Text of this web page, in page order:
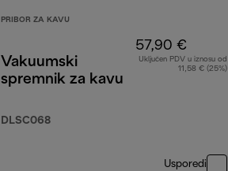
PRIBOR ZA KAVU
Vakuumski
spremnik za kavu
DLSC068
57,90 €
Uključen PDV u iznosu od
11,58 € (25%)
Usporedi